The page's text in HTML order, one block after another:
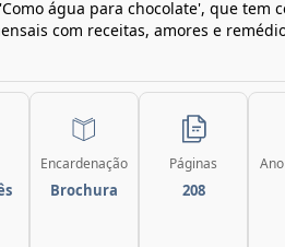
água para chocolate', que tem
com receitas, amores e
Encardenação
Brochura
Páginas
208